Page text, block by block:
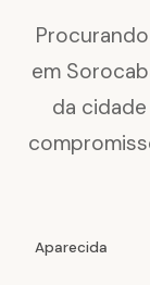
Procurando
em
da
Aparecida